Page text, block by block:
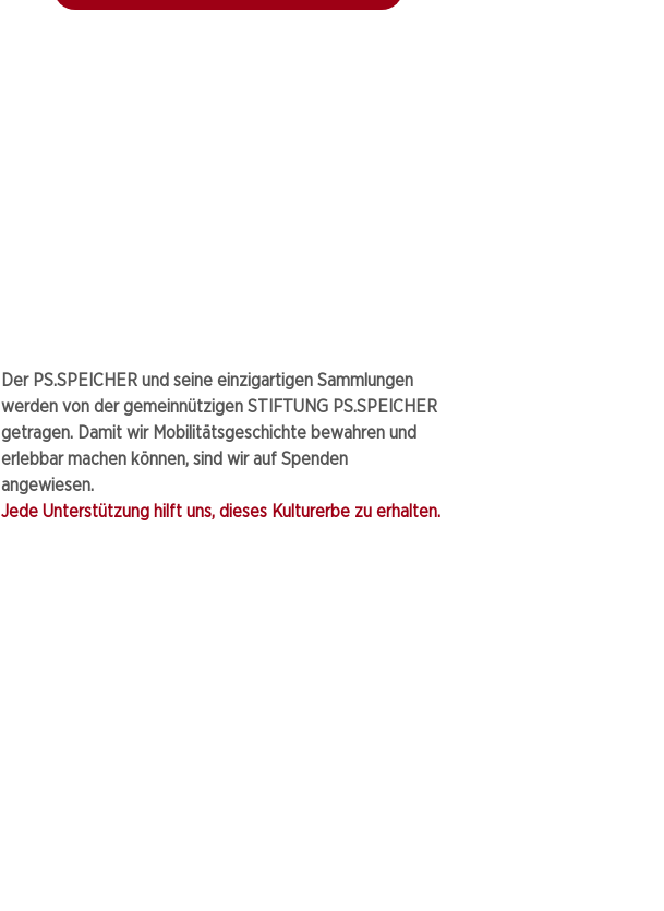
Der PS.SPEICHER und seine einzigartigen Sammlungen
werden von der gemeinnützigen STIFTUNG PS.SPEICHER
getragen. Damit wir Mobilitätsgeschichte bewahren und
erlebbar machen können, sind wir auf Spenden
angewiesen.
Jede Unterstützung hilft uns, dieses Kulturerbe zu erhalten.​